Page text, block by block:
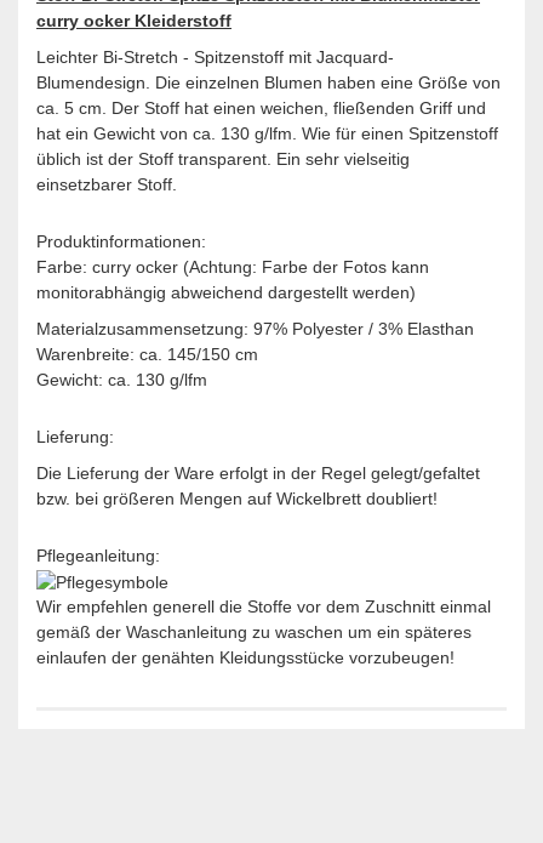
curry ocker Kleiderstoff
Leichter Bi-Stretch - Spitzenstoff mit Jacquard-
Blumendesign. Die einzelnen Blumen haben eine Größe von
ca. 5 cm. Der Stoff hat einen weichen, fließenden Griff und
hat ein Gewicht von ca. 130 g/lfm. Wie für einen Spitzenstoff
üblich ist der Stoff transparent. Ein sehr vielseitig
einsetzbarer Stoff. ​
Produktinformationen:
Farbe: curry ocker (Achtung: Farbe der Fotos kann
monitorabhängig abweichend dargestellt werden)
Materialzusammensetzung: 97% Polyester / 3% Elasthan
Warenbreite: ca. 145/150 cm
Gewicht: ca. 130 g/lfm
Lieferung:
Die Lieferung der Ware erfolgt in der Regel gelegt/gefaltet
bzw. bei größeren Mengen auf Wickelbrett doubliert!
Pflegeanleitung:
Wir empfehlen generell die Stoffe vor dem Zuschnitt einmal
gemäß der Waschanleitung zu waschen um ein späteres
einlaufen der genähten Kleidungsstücke vorzubeugen!